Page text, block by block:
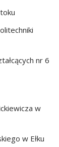
nr 6
w
w Ełku